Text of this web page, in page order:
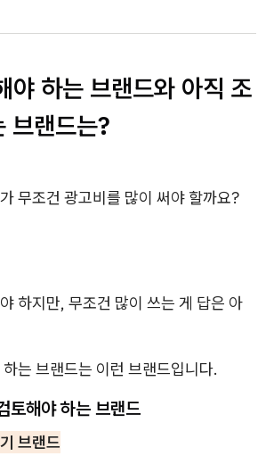
야 하는 브랜드와 아직 조
브랜드는?
무조건 광고비를 많이 써야 할까요?
하지만, 무조건 많이 쓰는 게 답은 아
는 브랜드는 이런 브랜드입니다.
토해야 하는 브랜드
브랜드